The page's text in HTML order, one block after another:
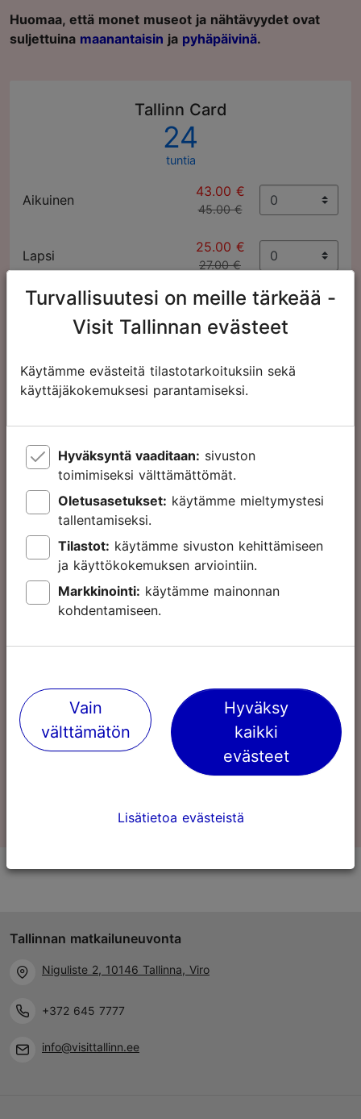
Huomaa, että monet museot ja nähtävyydet ovat
suljettuina maanantaisin ja pyhäpäivinä.
Tallinn Card
24
tuntia
Aikuinen
43.00 €
45.00 €
Lapsi
25.00 €
27.00 €
Tallinn Card
48
tuntia
Aikuinen
63.00 €
Lapsi
32.00 €
34.00 €
Tallinn Card
72
39.00 €
41.00 €
Tallinnan matkailuneuvonta
Niguliste 2, 10146 Tallinna, Viro
+372 645 7777
info@visittallinn.ee
Turvallisuutesi on meille tärkeää -
Visit Tallinnan evästeet
Käytämme evästeitä tilastotarkoituksiin sekä
käyttäjäkokemuksesi parantamiseksi.
Hyväksyntä vaaditaan:
toimimiseksi välttämättömät.
Oletusasetukset:
tallentamiseksi.
Tilastot:
ja käyttökokemuksen arviointiin.
Markkinointi:
kohdentamiseen.
Vain
välttämätön
Hyväksy
kaikki
evästeet
Lisätietoa evästeistä